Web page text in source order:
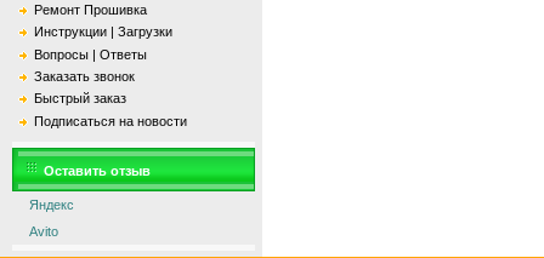
Ремонт Прошивка
Инструкции | Загрузки
Вопросы | Ответы
Заказать звонок
Быстрый заказ
Подписаться на новости
Оставить отзыв
Яндекс
Avito